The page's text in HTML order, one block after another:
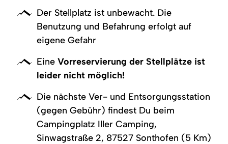
Der Stellplatz ist unbewacht. Die
Benutzung und Befahrung erfolgt auf
eigene Gefahr
EineVorreservierung der Stellplätze ist
leider nicht möglich!
Die nächste Ver- und Entsorgungsstation
(gegen Gebühr) findest Du beim
Campingplatz Iller Camping,
Sinwagstraße 2, 87527 Sonthofen (5 Km)